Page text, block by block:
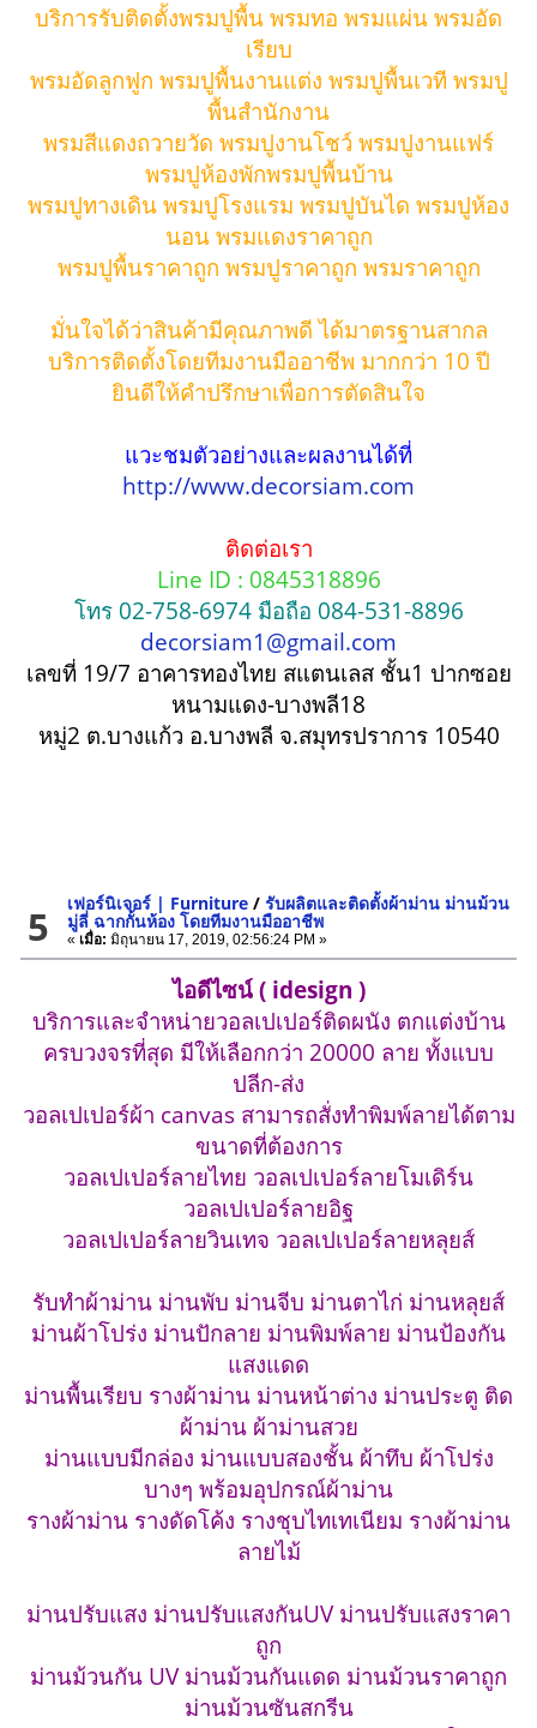
บริการรับติดตั้งพรมปูพื้น พรมทอ พรมแผ่น พรมอัด
เรียบ
พรมอัดลูกฟูก พรมปูพื้นงานแต่ง พรมปูพื้นเวที พรมปู
พื้นสำนักงาน
พรมสีแดงถวายวัด พรมปูงานโชว์ พรมปูงานแฟร์
พรมปูห้องพักพรมปูพื้นบ้าน
พรมปูทางเดิน พรมปูโรงแรม พรมปูบันได พรมปูห้อง
นอน พรมแดงราคาถูก
พรมปูพื้นราคาถูก พรมปูราคาถูก พรมราคาถูก
มั่นใจได้ว่าสินค้ามีคุณภาพดี ได้มาตรฐานสากล
บริการติดตั้งโดยทีมงานมืออาชีพ มากกว่า 10 ปี
ยินดีให้คำปรึกษาเพื่อการตัดสินใจ
แวะชมตัวอย่างและผลงานได้ที่
http://www.decorsiam.com
ติดต่อเรา
Line ID : 0845318896
โทร 02-758-6974 มือถือ 084-531-8896
decorsiam1@gmail.com
เลขที่ 19/7 อาคารทองไทย สแตนเลส ชั้น1 ปากซอย
หนามแดง-บางพลี18
หมู่2 ต.บางแก้ว อ.บางพลี จ.สมุทรปราการ 10540
5 เฟอร์นิเจอร์ | Furniture /รับผลิตและติดตั้งผ้าม่าน ม่านม้วน
มู่ลี่ ฉากกั้นห้อง โดยทีมงานมืออาชีพ
« เมื่อ: มิถุนายน 17, 2019, 02:56:24 PM »
ไอดีไซน์ ( idesign )
บริการและจำหน่ายวอลเปเปอร์ติดผนัง ตกแต่งบ้าน
ครบวงจรที่สุด มีให้เลือกกว่า 20000 ลาย ทั้งแบบ
ปลีก-ส่ง
วอลเปเปอร์ผ้า canvas สามารถสั่งทำพิมพ์ลายได้ตาม
ขนาดที่ต้องการ
วอลเปเปอร์ลายไทย วอลเปเปอร์ลายโมเดิร์น
วอลเปเปอร์ลายอิฐ
วอลเปเปอร์ลายวินเทจ วอลเปเปอร์ลายหลุยส์
รับทำผ้าม่าน ม่านพับ ม่านจีบ ม่านตาไก่ ม่านหลุยส์
ม่านผ้าโปร่ง ม่านปักลาย ม่านพิมพ์ลาย ม่านป้องกัน
แสงแดด
ม่านพื้นเรียบ รางผ้าม่าน ม่านหน้าต่าง ม่านประตู ติด
ผ้าม่าน ผ้าม่านสวย
ม่านแบบมีกล่อง ม่านแบบสองชั้น ผ้าทึบ ผ้าโปร่ง
บางๆ พร้อมอุปกรณ์ผ้าม่าน
รางผ้าม่าน รางดัดโค้ง รางชุบไทเทเนียม รางผ้าม่าน
ลายไม้
ม่านปรับแสง ม่านปรับแสงกันUV ม่านปรับแสงราคา
ถูก
ม่านม้วนกัน UV ม่านม้วนกันแดด ม่านม้วนราคาถูก
ม่านม้วนซันสกรีน